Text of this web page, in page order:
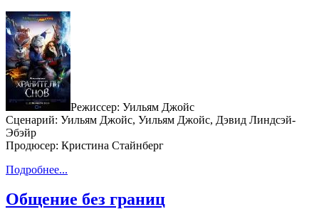
Режиссер: Уильям Джойс
Сценарий: Уильям Джойс, Уильям Джойс, Дэвид Линдсэй-
Эбэйр
Продюсер: Кристина Стайнберг
Подробнее...
Общение без границ